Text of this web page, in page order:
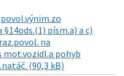
písm.a) a c)
na
mot.vozidl.a pohyb
(90,3 kB)